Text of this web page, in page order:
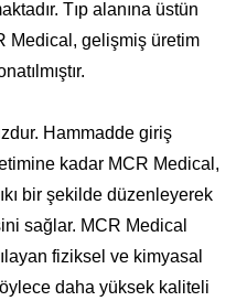
Tıp alanına üstün
Medical, gelişmiş üretim
Hammadde giriş
kadar MCR Medical,
bir şekilde düzenleyerek
sağlar. MCR Medical
fiziksel ve kimyasal
daha yüksek kaliteli